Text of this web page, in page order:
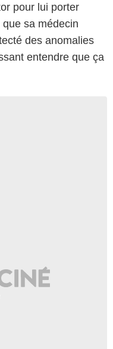
pour lui porter
sa médecin
des anomalies
entendre que ça